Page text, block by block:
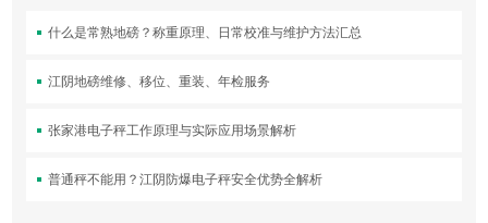
什么是常熟地磅？称重原理、日常校准与维护方法汇总
江阴地磅维修、移位、重装、年检服务
张家港电子秤工作原理与实际应用场景解析
普通秤不能用？江阴防爆电子秤安全优势全解析